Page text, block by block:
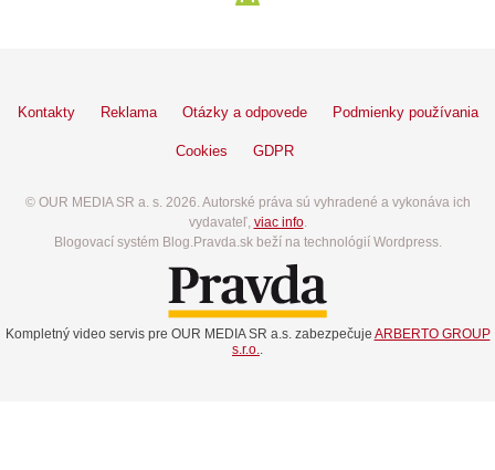
Kontakty Reklama Otázky a odpovede Podmienky používania
Cookies GDPR
© OUR MEDIA SR a. s. 2026. Autorské práva sú vyhradené a vykonáva ich
vydavateľ, viac info.
Blogovací systém Blog.Pravda.sk beží na technológií Wordpress.
Kompletný video servis pre OUR MEDIA SR a.s. zabezpečuje ARBERTO GROUP
s.r.o.